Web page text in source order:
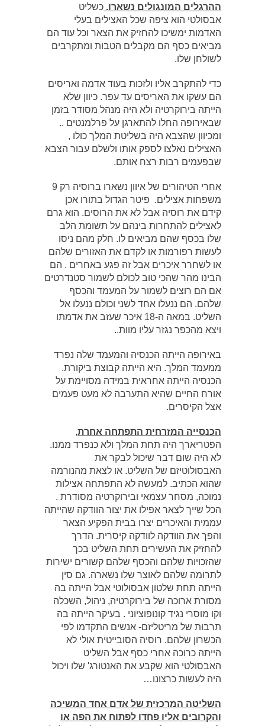
ההרגלים המונגולים נשארו. כשליט
אבסולטי הוא ציפה שכל האצילים בעלי
האדמות ימשיכו להחזיק את הצאר וכל עוד הם
מביאים כסף הם מקבלים הטבות ומתקרבים
לשולחן שלו.
כדי להתקרב אליו ולזכות בעוד אדמה ואריסים
הם עשקו את האריסים עד עפר. כיוון שלא
הייתה בירוקרטיה ולא היה מנהל מסודר בזמן
שבאירופה החלו להתארגן על פרלמנטים ..
ומכיוון שהצבא היה בשליטת המלך כולו ,
האצילים נאלצו לספק אותו ולשלם עבור הצבא
שבפעמים רבות רצח אותם.
אחרי הטיהורים של איוון נשארו ברוסיה רק 9
משפחות אצילים. פיטר הגדול בתורו אכן
קידם את רוסיה אבל לא את הרוסים. הוא גרם
לאצילים להתחרות בינהם על תשומת הלב
שלו בכסף שהם מביאים לו. חלק מהם ניסו
לעשות רפורמות או לקדם את האזורים שלהם
או לשחרר איכרים אבל זה פגע באחרים . הם
הבינו מהר שהכי טוב לכולם לשמור סטנדרטים
אם הם רוצים לשמור על המעמד והכסף
שלהם. הם ננעלו אחד לשני וכולם ננעלו אל
השליט. במאה ה-18 איכר שעזב את אדמתו
ויצא מהכפר נגזר עליו מוות..
באירופה הייתה הכנסיה והמעמד שלה נפרד
ממעמד המלך. היא הייתה קבוצת ביקורת.
הכנסיה הייתה אחראית במידה מסויימת על
אורח החיים שהיא התערבה לא מעט פעמים
אצל הקיסרים.
הכנסייה המזרחית התפתחה אחרת,
הפטריארך היה תחת המלך ולא כנפרד ממנו.
לא היה שום דבר שיכול לבקר את
האבסולוטיזם של השליט. או לצאת מהנורמה
שהוא הכתיב. למעשה לא התפתחה אצילות
נמוכה, מסחר עצמאי ובירוקרטיה מסודרת .
הכל שייך לצאר אפילו את יצור הוודקה שהייתה
עממית והאיכרים יצרו בבית הפקיע הצאר
והפך את הוודקה לוודקה קיסרית. הדרך
להחזיק את העשירים תחת השליט בכך
שהזכויות שלהם והכסף שלהם קשורים ישירות
לתרומה שלהם לאוצר שלו נשארה. גם סין
הייתה תחת שלטון אבסולוטי אבל הייתה בה
מסורת ארוכה של בירוקרטיה, ניהול, השכלה
וקו מוסרי נגיד קונופוציוני . בעיקר הייתה בה
תרבות של מריטליזם- אנשים התקדמו לפי
הכשרון שלהם. רוסיה הסובייטית אולי לא
הייתה כרוכה אחרי כסף אבל השליט
האבסולטי הוא שקבע את האנטורג' שלו ויכול
היה לעשות כרצונו…
השליטה המרכזית של אדם אחד המשיכה
והקרובים אליו פחדו לפתוח את הפה או